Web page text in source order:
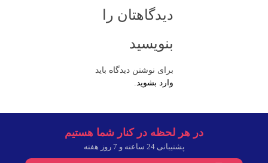
دیدگاهتان را
بنویسید
برای نوشتن دیدگاه باید
وارد بشوید.
در هر لحظه در کنار شما هستیم
پشتیبانی 24 ساعته و 7 روز هفته